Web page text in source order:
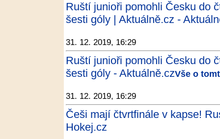
Ruští junioři pomohli Česku do
šesti góly | Aktuálně.cz -
31. 12. 2019, 16:29
Ruští junioři pomohli Česku do
šesti góly - Aktuálně.czVše o
31. 12. 2019, 16:29
Češi mají čtvrtfinále v kapse!
Hokej.cz